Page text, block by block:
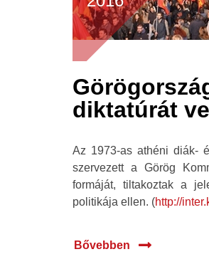
diktatúrát
Az 1973-as athéni diák-
szervezett a Görög
formáját, tiltakoztak a
politikája ellen. (http://
Bővebben